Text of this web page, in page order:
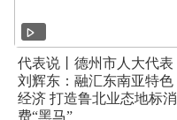
代表说丨德州市人大代表
刘辉东：融汇东南亚特色
经济 打造鲁北业态地标消
费“黑马”